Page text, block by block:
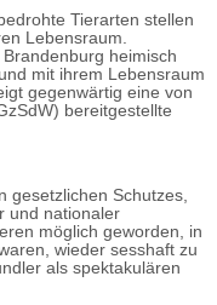
Tierarten stellen
Lebensraum.
heimisch
mit ihrem Lebensraum
gegenwärtig eine von
bereitgestellte
gesetzlichen Schutzes,
und nationaler
möglich geworden, in
wieder sesshaft zu
als spektakulären